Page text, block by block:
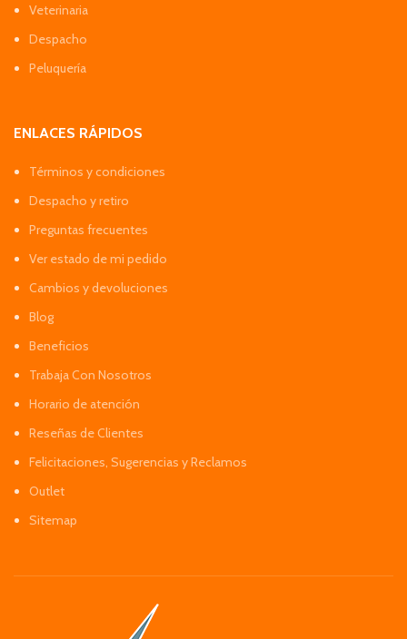
Veterinaria
Despacho
Peluquería
ENLACES RÁPIDOS
Términos y condiciones
Despacho y retiro
Preguntas frecuentes
Ver estado de mi pedido
Cambios y devoluciones
Blog
Beneficios
Trabaja Con Nosotros
Horario de atención
Reseñas de Clientes
Felicitaciones, Sugerencias y Reclamos
Outlet
Sitemap